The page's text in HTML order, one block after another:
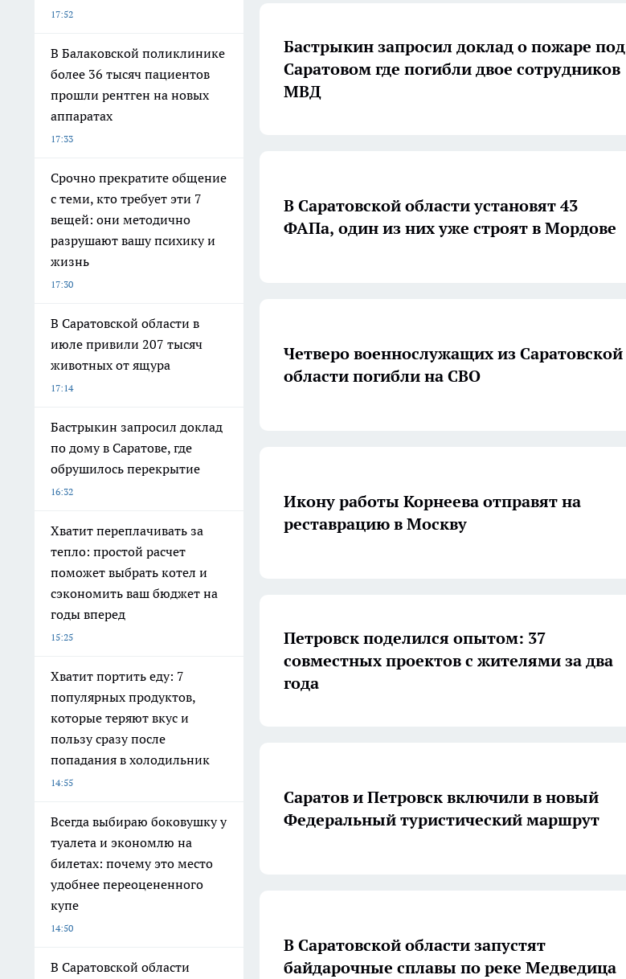
17:52
В Балаковской поликлинике
более 36 тысяч пациентов
прошли рентген на новых
аппаратах
17:33
Срочно прекратите общение
с теми, кто требует эти 7
вещей: они методично
разрушают вашу психику и
жизнь
17:30
В Саратовской области в
июле привили 207 тысяч
животных от ящура
17:14
Бастрыкин запросил доклад
по дому в Саратове, где
обрушилось перекрытие
16:32
Хватит переплачивать за
тепло: простой расчет
поможет выбрать котел и
сэкономить ваш бюджет на
годы вперед
15:25
Хватит портить еду: 7
популярных продуктов,
которые теряют вкус и
пользу сразу после
попадания в холодильник
14:55
Всегда выбираю боковушку у
туалета и экономлю на
билетах: почему это место
удобнее переоцененного
купе
14:50
В Саратовской области
Бастрыкин запросил доклад о пожаре под
Саратовом где погибли двое сотрудников
МВД
В Саратовской области установят 43
ФАПа, один из них уже строят в Мордове
Четверо военнослужащих из Саратовской
области погибли на СВО
Икону работы Корнеева отправят на
реставрацию в Москву
Петровск поделился опытом: 37
совместных проектов с жителями за два
года
Саратов и Петровск включили в новый
Федеральный туристический маршрут
В Саратовской области запустят
байдарочные сплавы по реке Медведица